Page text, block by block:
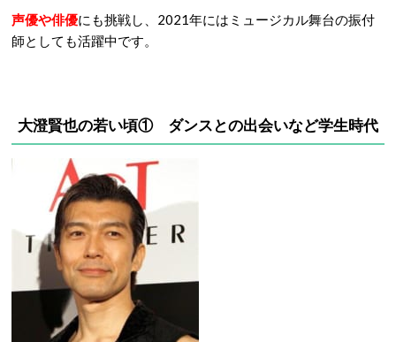
声優や俳優にも挑戦し、2021年にはミュージカル舞台の振付
師としても活躍中です。
大澄賢也の若い頃① ダンスとの出会いなど学生時代